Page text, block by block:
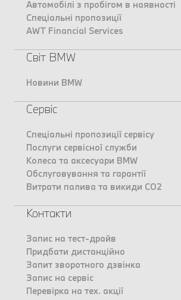
Автомобілі з пробігом в наявності
Спеціальні пропозиції
AWT Financial Services
Світ BMW
Новини BMW
Сервіс
Спеціальні пропозиції сервісу
Послуги сервісної служби
Колеса та аксесуари BMW
Обслуговування та гарантії
Витрати палива та викиди CO2
Контакти
Запис на тест-драйв
Придбати дистанційно
Запит зворотного дзвінка
Запис на сервіс
Перевірка на тех. акції